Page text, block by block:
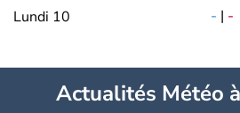
Lundi 10 - | -
Actualités Météo